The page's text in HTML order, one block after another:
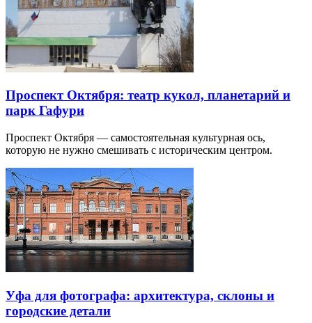
Проспект Октября: театр кукол, планетарий и
парк Гафури
Проспект Октября — самостоятельная культурная ось,
которую не нужно смешивать с историческим центром.
Уфа для фотографа: архитектура, склоны и
городские детали